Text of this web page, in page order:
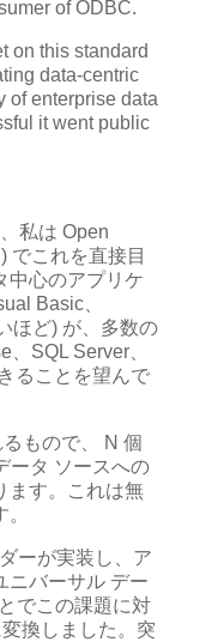
of ODBC.
on this standard
data-centric
of enterprise data
it went public
私は Open
でこれを直接目
中心のアプリケ
Basic、
ほど) が、多数の
SQL Server、
ることを望んで
もので、 N 個
ータ ソースへの
ます。これは無
ーが実装し、ア
ニバーサル デー
でこの課題に対
換しました。突